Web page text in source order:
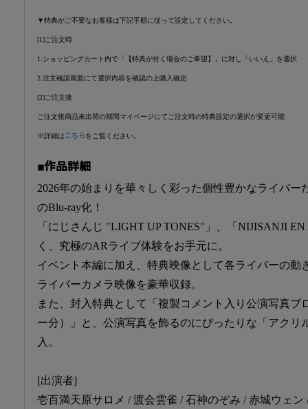
▼特典がご不要なお客様は下記手順に従って設定してください。
[1]ご注文時
1.ショッピングカート内で「【特典が付く場合のご希望】」に対し「いいえ」を選択
2.注文確認画面にて選択内容を確認の上購入確定
[2]ご注文後
ご注文後商品未出荷の期間マイページにてご注文時の特典設定の選択が変更可能
※詳細は こちらをご覧ください。
■作品詳細
2026年の始まりを華々しく彩った個性豊かなライバー
のBlu-ray化！
「にじさんじ "LIGHT UP TONES"」、「NIJISANJI
く、究極のARライブ体験をお手元に。
イベント本編に加え、特典映像として各ライバーの動
ライバーカメラ映像を豪華収録。
また、封入特典として「複製コメント入り公演写真ブ
ー分）」と、公演写真を飾るのにぴったりな「アクリ
入。
[出演者]
壱百満天原サロメ / 渡会雲雀 / 石神のぞみ / 赤城ウェ